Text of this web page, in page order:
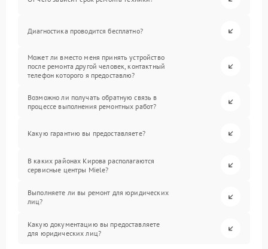
Диагностика проводится бесплатно?
Может ли вместо меня принять устройство
после ремонта другой человек, контактный
телефон которого я предоставлю?
Возможно ли получать обратную связь в
процессе выполнения ремонтных работ?
Какую гарантию вы предоставляете?
В каких районах Кирова располагаются
сервисные центры Miele?
Выполняете ли вы ремонт для юридических
лиц?
Какую документацию вы предоставляете
для юридических лиц?